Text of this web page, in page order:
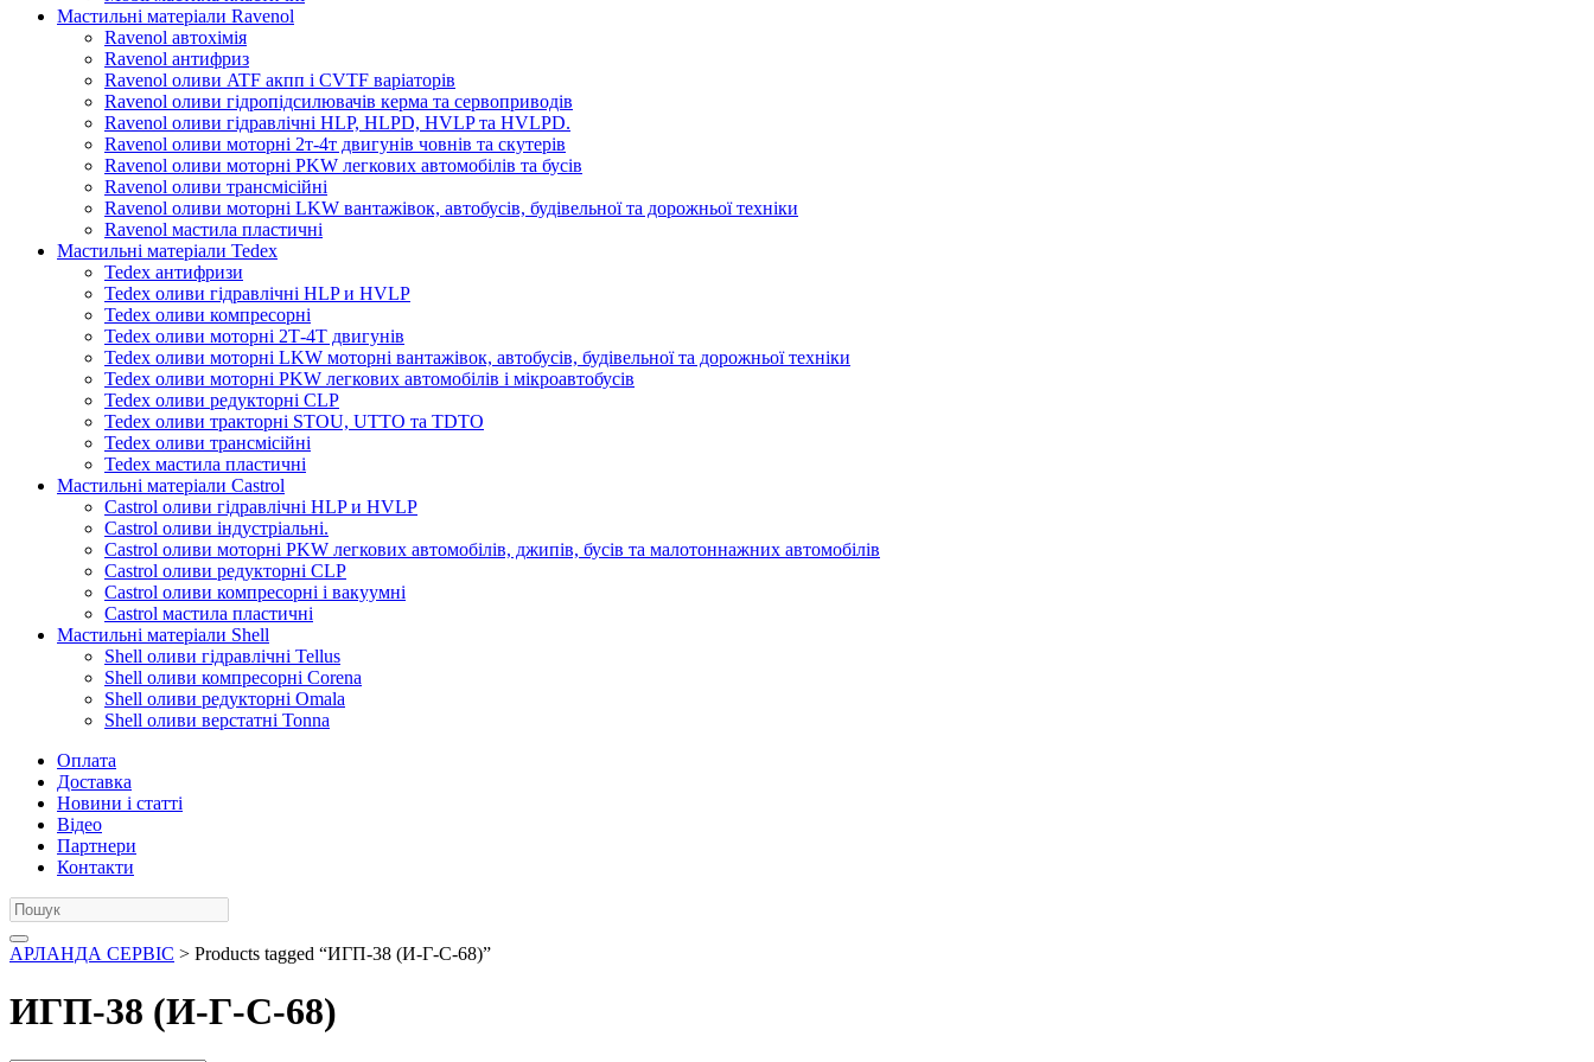
Мастильні матеріали Ravenol
Ravenol автохімія
Ravenol антифриз
Ravenol оливи ATF акпп і CVTF варіаторів
Ravenol оливи гідропідсилювачів керма та сервоприводів
Ravenol оливи гідравлічні HLP, HLPD, HVLP та HVLPD.
Ravenol оливи моторні 2т-4т двигунів човнів та скутерів
Ravenol оливи моторні PKW легкових автомобілів та бусів
Ravenol оливи трансмісійні
Ravenol оливи моторні LKW вантажівок, автобусів, будівельної та дорожньої техніки
Ravenol мастила пластичні
Мастильні матеріали Tedex
Tedex антифризи
Tedex оливи гідравлічні HLP и HVLP
Tedex оливи компресорні
Tedex оливи моторні 2Т-4Т двигунів
Tedex оливи моторні LKW моторні вантажівок, автобусів, будівельної та дорожньої техніки
Tedex оливи моторні PKW легкових автомобілів і мікроавтобусів
Tedex оливи редукторні CLP
Tedex оливи тракторні STOU, UTTO та TDTO
Tedex оливи трансмісійні
Tedex мастила пластичні
Мастильні матеріали Castrol
Castrol оливи гідравлічні HLP и HVLP
Castrol оливи індустріальні.
Castrol оливи моторні PKW легкових автомобілів, джипів, бусів та малотоннажних автомобілів
Castrol оливи редукторні CLP
Castrol оливи компресорні і вакуумні
Castrol мастила пластичні
Мастильні матеріали Shell
Shell оливи гідравлічні Tellus
Shell оливи компресорні Corena
Shell оливи редукторні Omala
Shell оливи верстатні Tonna
Оплата
Доставка
Новини і статті
Відео
Партнери
Контакти
АРЛАНДА СЕРВІС > Products tagged “ИГП-38 (И-Г-С-68)”
ИГП-38 (И-Г-С-68)